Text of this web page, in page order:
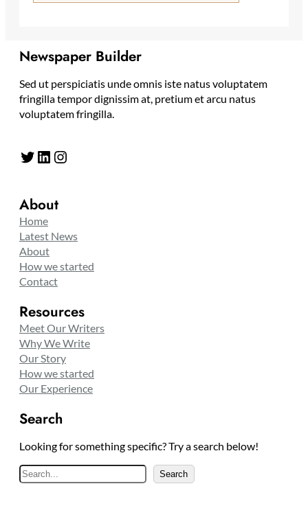
Newspaper Builder
Sed ut perspiciatis unde omnis iste natus voluptatem
fringilla tempor dignissim at, pretium et arcu natus
voluptatem fringilla.
Twitter LinkedIn Instagram
About
Home
Latest News
About
How we started
Contact
Resources
Meet Our Writers
Why We Write
Our Story
How we started
Our Experience
Search
Looking for something specific? Try a search below!
e
Search